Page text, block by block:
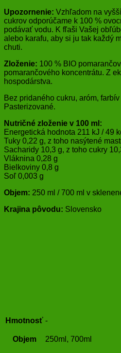
Upozornenie: Vzhľadom na
cukrov odporúčame k 100 %
podávať vodu. K fľaši Vašej
alebo karafu, aby si ju tak každý
chuti.
Zloženie: 100 % BIO
pomarančového koncentrátu. Z
hospodárstva.
Bez pridaného cukru, aróm,
Pasterizované.
Nutričné zloženie v 100 ml:
Energetická hodnota 211 kJ / 49
Tuky 0,22 g, z toho nasýtené
Sacharidy 10,3 g, z toho cukry
Vláknina 0,28 g
Bielkoviny 0,8 g
Soľ 0,003 g
Objem: 250 ml / 700 ml v
Krajina pôvodu: Slovensko
Hmotnosť -
Objem 250ml, 700ml